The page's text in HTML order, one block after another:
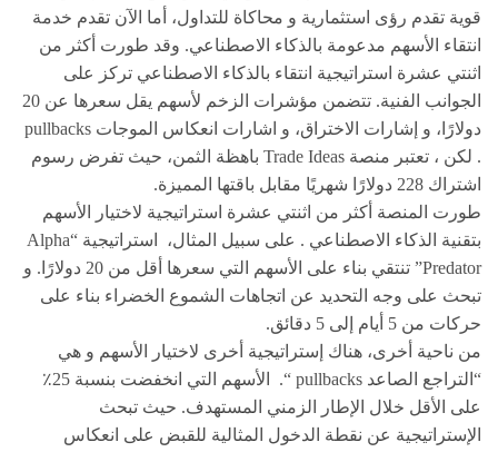
قوية تقدم رؤى استثمارية و محاكاة للتداول، أما الآن تقدم خدمة
انتقاء الأسهم مدعومة بالذكاء الاصطناعي. وقد طورت أكثر من
اثنتي عشرة استراتيجية انتقاء بالذكاء الاصطناعي تركز على
الجوانب الفنية. تتضمن مؤشرات الزخم لأسهم يقل سعرها عن 20
دولارًا، و إشارات الاختراق، و اشارات انعكاس الموجات pullbacks
. لكن ، تعتبر منصة Trade Ideas باهظة الثمن، حيث تفرض رسوم
اشتراك 228 دولارًا شهريًا مقابل باقتها المميزة.
طورت المنصة أكثر من اثنتي عشرة استراتيجية لاختيار الأسهم
بتقنية الذكاء الاصطناعي . على سبيل المثال، استراتيجية “Alpha
Predator” تنتقي بناء على الأسهم التي سعرها أقل من 20 دولارًا. و
تبحث على وجه التحديد عن اتجاهات الشموع الخضراء بناء على
حركات من 5 أيام إلى 5 دقائق.
من ناحية أخرى، هناك إستراتيجية أخرى لاختيار الأسهم و هي
“التراجع الصاعد pullbacks “. الأسهم التي انخفضت بنسبة 25٪
على الأقل خلال الإطار الزمني المستهدف. حيث تبحث
الإستراتيجية عن نقطة الدخول المثالية للقبض على انعكاس